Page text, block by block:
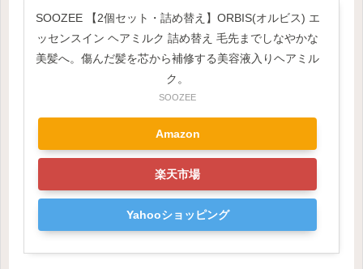
SOOZEE 【2個セット・詰め替え】ORBIS(オルビス) エ
ッセンスイン ヘアミルク 詰め替え 毛先までしなやかな
美髪へ。傷んだ髪を芯から補修する美容液入りヘアミル
ク。
SOOZEE
Amazon
楽天市場
Yahooショッピング